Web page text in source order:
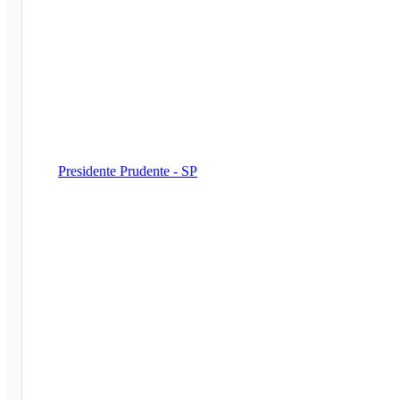
Presidente Prudente - SP